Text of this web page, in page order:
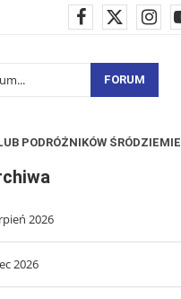
FORUM
PODRÓŻNIKÓW ŚRÓDZIEMIE
2026
2026